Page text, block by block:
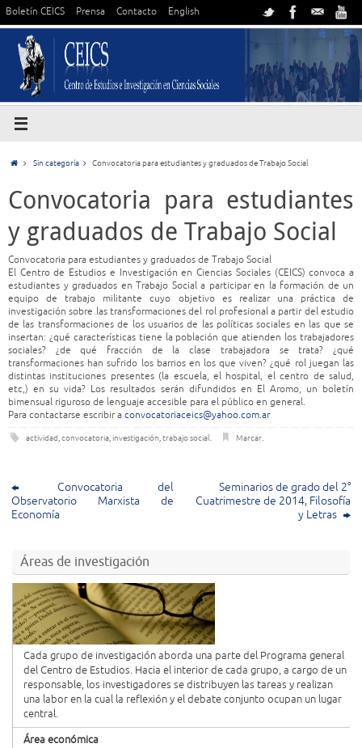
Boletín CEICS Prensa Contacto English
Sin categoría Convocatoria para estudiantes y graduados de Trabajo Social
Convocatoria para estudiantes
y graduados de Trabajo Social
Convocatoria para estudiantes y graduados de Trabajo Social
El Centro de Estudios e Investigación en Ciencias Sociales (CEICS) convoca a
estudiantes y graduados en Trabajo Social a participar en la formación de un
equipo de trabajo militante cuyo objetivo es realizar una práctica de
investigación sobre las transformaciones del rol profesional a partir del estudio
de las transformaciones de los usuarios de las políticas sociales en las que se
insertan: ¿qué características tiene la población que atienden los trabajadores
sociales? ¿de qué fracción de la clase trabajadora se trata? ¿qué
transformaciones han sufrido los barrios en los que viven? ¿qué rol juegan las
distintas instituciones presentes (la escuela, el hospital, el centro de salud,
etc,) en su vida? Los resultados serán difundidos en El Aromo, un boletín
bimensual riguroso de lenguaje accesible para el público en general.
Para contactarse escribir a convocatoriaceics@yahoo.com.ar
actividad,convocatoria,investigación,trabajo social. Marcar.
Convocatoria del
Observatorio Marxista de
Economía
Seminarios de grado del 2°
Cuatrimestre de 2014, Filosofía
y Letras
Áreas de investigación
Cada grupo de investigación aborda una parte del Programa general
del Centro de Estudios. Hacia el interior de cada grupo, a cargo de un
responsable, los investigadores se distribuyen las tareas y realizan
una labor en la cual la reflexión y el debate conjunto ocupan un lugar
central.
Área económica